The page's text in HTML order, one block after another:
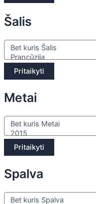
Šalis
Pritaikyti
Metai
Pritaikyti
Spalva